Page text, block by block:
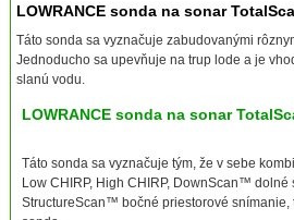
LOWRANCE sonda na sonar
Táto sonda sa vyznačuje zabudovanými
Jednoducho sa upevňuje na trup lode a je
slanú vodu.
LOWRANCE sonda na sonar
Táto sonda sa vyznačuje tým, že v sebe
Low CHIRP, High CHIRP, DownScan™ dolné
StructureScan™ bočné priestorové snímanie,